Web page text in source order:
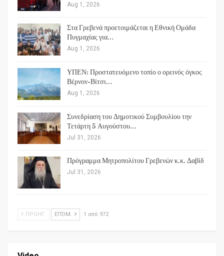
Aug 1, 2026
Στα Γρεβενά προετοιμάζεται η Εθνική Ομάδα
Πυγμαχίας για…
Aug 1, 2026
ΥΠΕΝ: Προστατευόμενο τοπίο ο ορεινός όγκος
Βέρνον-Βίτσι…
Aug 1, 2026
Συνεδρίαση του Δημοτικού Συμβουλίου την
Τετάρτη 5 Αυγούστου…
Jul 31, 2026
Πρόγραμμα Μητροπολίτου Γρεβενών κ.κ. Δαβίδ
Jul 31, 2026
ΠΡΟΗΓ. ΕΠΌΜ. 1 από 972